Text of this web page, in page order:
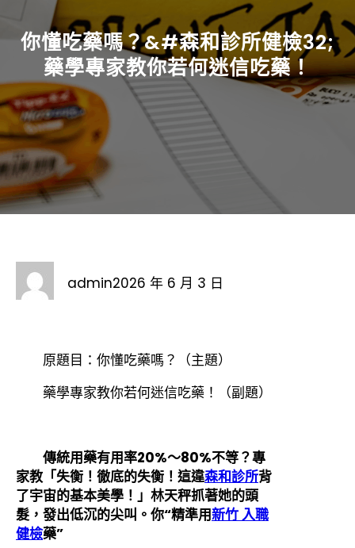
你懂吃藥嗎？&#森和診所健檢32;
藥學專家教你若何迷信吃藥！
admin2026 年 6 月 3 日
原題目：你懂吃藥嗎？（主題）
藥學專家教你若何迷信吃藥！（副題）
傳統用藥有用率20%～80%不等？專
家教「失衡！徹底的失衡！這違森和診所背
了宇宙的基本美學！」林天秤抓著她的頭
髮，發出低沉的尖叫。你“精準用新竹 入職
健檢藥”